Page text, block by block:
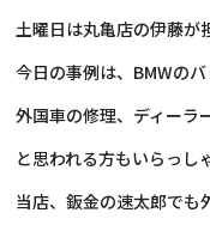
土曜日は丸亀店の伊藤
今日の事例は、BMWのバ
外国車の修理、ディー
と思われる方もいらっし
当店、鈑金の速太郎で